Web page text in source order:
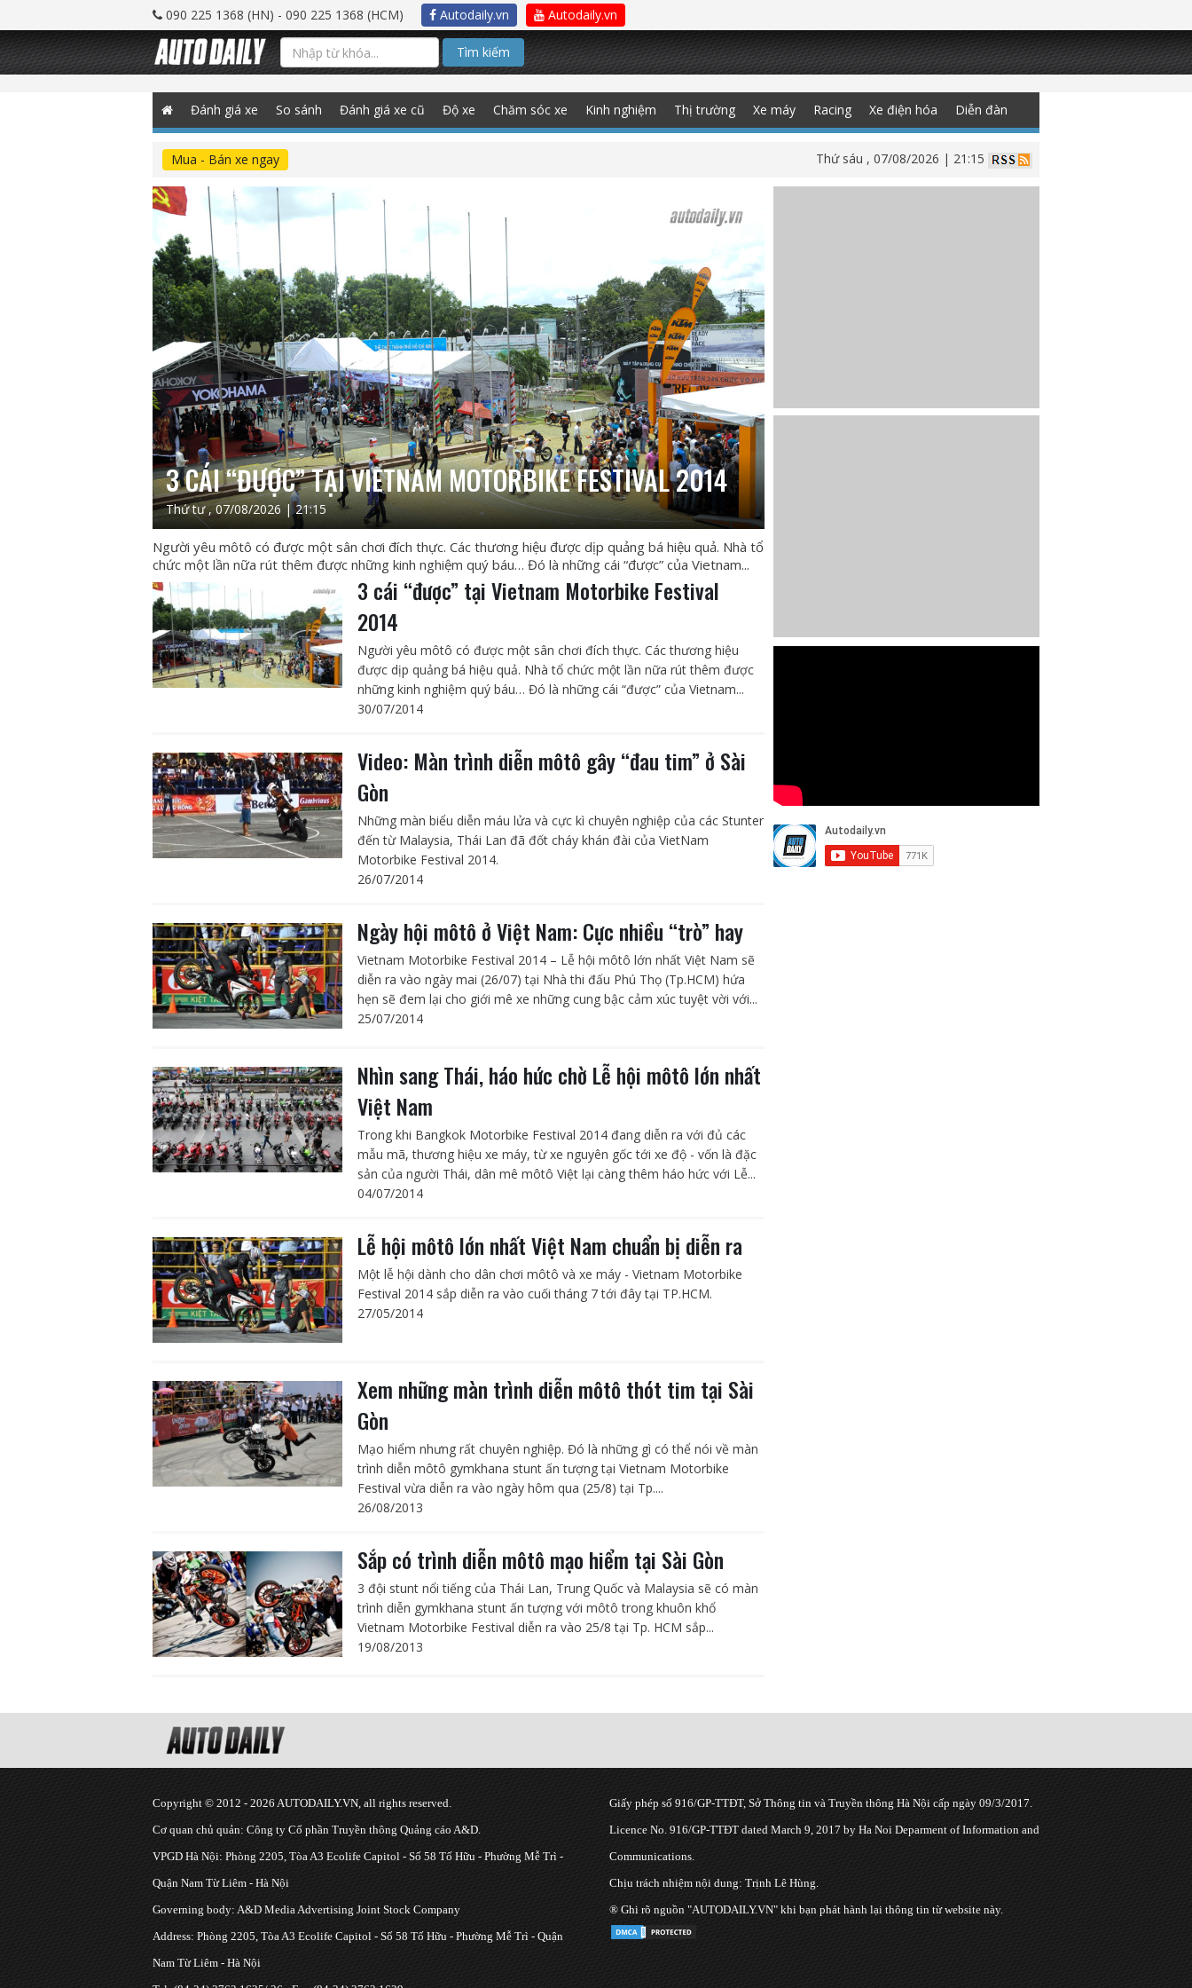
090 225 1368 (HN) - 090 225 1368 (HCM) Autodaily.vn Autodaily.vn
Tìm kiếm
Đánh giá xe So sánh Đánh giá xe cũ Độ xe Chăm sóc xe Kinh nghiệm Thị trường Xe máy Racing Xe điện hóa Diễn đàn
Mua - Bán xe ngay Thứ sáu , 07/08/2026 | 21:15
3 CÁI “ĐƯỢC” TẠI VIETNAM MOTORBIKE FESTIVAL 2014
Thứ tư , 07/08/2026 | 21:15
Người yêu môtô có được một sân chơi đích thực. Các thương hiệu được dịp quảng bá hiệu quả. Nhà tổ
chức một lần nữa rút thêm được những kinh nghiệm quý báu… Đó là những cái “được” của Vietnam...
3 cái “được” tại Vietnam Motorbike Festival
2014
Người yêu môtô có được một sân chơi đích thực. Các thương hiệu
được dịp quảng bá hiệu quả. Nhà tổ chức một lần nữa rút thêm được
những kinh nghiệm quý báu… Đó là những cái “được” của Vietnam...
30/07/2014
Video: Màn trình diễn môtô gây “đau tim” ở Sài
Gòn
Những màn biểu diễn máu lửa và cực kì chuyên nghiệp của các Stunter
đến từ Malaysia, Thái Lan đã đốt cháy khán đài của VietNam
Motorbike Festival 2014.
26/07/2014
Ngày hội môtô ở Việt Nam: Cực nhiều “trò” hay
Vietnam Motorbike Festival 2014 – Lễ hội môtô lớn nhất Việt Nam sẽ
diễn ra vào ngày mai (26/07) tại Nhà thi đấu Phú Thọ (Tp.HCM) hứa
hẹn sẽ đem lại cho giới mê xe những cung bậc cảm xúc tuyệt vời với...
25/07/2014
Nhìn sang Thái, háo hức chờ Lễ hội môtô lớn nhất
Việt Nam
Trong khi Bangkok Motorbike Festival 2014 đang diễn ra với đủ các
mẫu mã, thương hiệu xe máy, từ xe nguyên gốc tới xe độ - vốn là đặc
sản của người Thái, dân mê môtô Việt lại càng thêm háo hức với Lễ...
04/07/2014
Lễ hội môtô lớn nhất Việt Nam chuẩn bị diễn ra
Một lễ hội dành cho dân chơi môtô và xe máy - Vietnam Motorbike
Festival 2014 sắp diễn ra vào cuối tháng 7 tới đây tại TP.HCM.
27/05/2014
Xem những màn trình diễn môtô thót tim tại Sài
Gòn
Mạo hiểm nhưng rất chuyên nghiệp. Đó là những gì có thể nói về màn
trình diễn môtô gymkhana stunt ấn tượng tại Vietnam Motorbike
Festival vừa diễn ra vào ngày hôm qua (25/8) tại Tp....
26/08/2013
Sắp có trình diễn môtô mạo hiểm tại Sài Gòn
3 đội stunt nổi tiếng của Thái Lan, Trung Quốc và Malaysia sẽ có màn
trình diễn gymkhana stunt ấn tượng với môtô trong khuôn khổ
Vietnam Motorbike Festival diễn ra vào 25/8 tại Tp. HCM sắp...
19/08/2013
Copyright © 2012 - 2026 AUTODAILY.VN, all rights reserved.
Cơ quan chủ quản: Công ty Cổ phần Truyền thông Quảng cáo A&D.
VPGD Hà Nội: Phòng 2205, Tòa A3 Ecolife Capitol - Số 58 Tố Hữu - Phường Mễ Trì -
Quận Nam Từ Liêm - Hà Nội
Governing body: A&D Media Advertising Joint Stock Company
Address: Phòng 2205, Tòa A3 Ecolife Capitol - Số 58 Tố Hữu - Phường Mễ Trì - Quận
Nam Từ Liêm - Hà Nội
Giấy phép số 916/GP-TTĐT, Sở Thông tin và Truyền thông Hà Nội cấp ngày 09/3/2017.
Licence No. 916/GP-TTĐT dated March 9, 2017 by Ha Noi Deparment of Information and
Communications.
Chịu trách nhiệm nội dung: Trịnh Lê Hùng.
® Ghi rõ nguồn "AUTODAILY.VN" khi bạn phát hành lại thông tin từ website này.